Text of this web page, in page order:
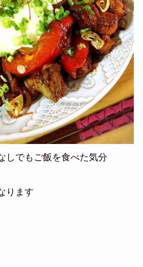
しでもご飯を食べた気分
ります